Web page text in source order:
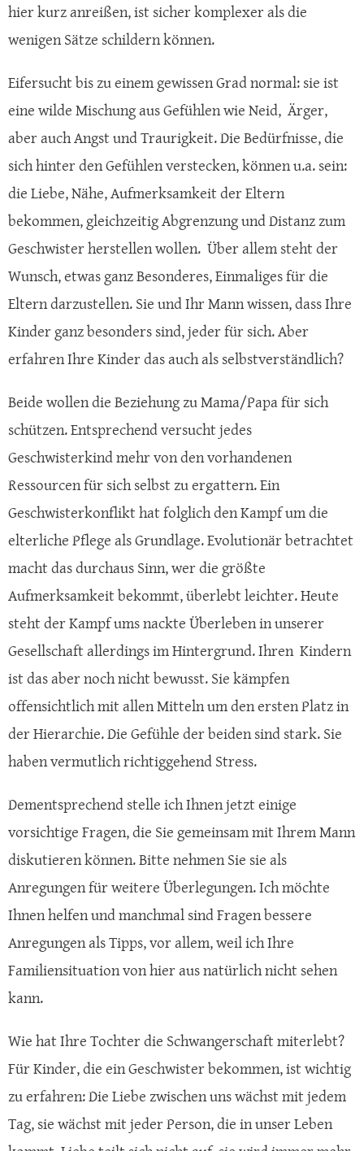
hier kurz anreißen, ist sicher komplexer als die
wenigen Sätze schildern können.
Eifersucht bis zu einem gewissen Grad normal: sie ist
eine wilde Mischung aus Gefühlen wie Neid, Ärger,
aber auch Angst und Traurigkeit. Die Bedürfnisse, die
sich hinter den Gefühlen verstecken, können u.a. sein:
die Liebe, Nähe, Aufmerksamkeit der Eltern
bekommen, gleichzeitig Abgrenzung und Distanz zum
Geschwister herstellen wollen. Über allem steht der
Wunsch, etwas ganz Besonderes, Einmaliges für die
Eltern darzustellen. Sie und Ihr Mann wissen, dass Ihre
Kinder ganz besonders sind, jeder für sich. Aber
erfahren Ihre Kinder das auch als selbstverständlich?
Beide wollen die Beziehung zu Mama/Papa für sich
schützen. Entsprechend versucht jedes
Geschwisterkind mehr von den vorhandenen
Ressourcen für sich selbst zu ergattern. Ein
Geschwisterkonflikt hat folglich den Kampf um die
elterliche Pflege als Grundlage. Evolutionär betrachtet
macht das durchaus Sinn, wer die größte
Aufmerksamkeit bekommt, überlebt leichter. Heute
steht der Kampf ums nackte Überleben in unserer
Gesellschaft allerdings im Hintergrund. Ihren Kindern
ist das aber noch nicht bewusst. Sie kämpfen
offensichtlich mit allen Mitteln um den ersten Platz in
der Hierarchie. Die Gefühle der beiden sind stark. Sie
haben vermutlich richtiggehend Stress.
Dementsprechend stelle ich Ihnen jetzt einige
vorsichtige Fragen, die Sie gemeinsam mit Ihrem Mann
diskutieren können. Bitte nehmen Sie sie als
Anregungen für weitere Überlegungen. Ich möchte
Ihnen helfen und manchmal sind Fragen bessere
Anregungen als Tipps, vor allem, weil ich Ihre
Familiensituation von hier aus natürlich nicht sehen
kann.
Wie hat Ihre Tochter die Schwangerschaft miterlebt?
Für Kinder, die ein Geschwister bekommen, ist wichtig
zu erfahren: Die Liebe zwischen uns wächst mit jedem
Tag, sie wächst mit jeder Person, die in unser Leben